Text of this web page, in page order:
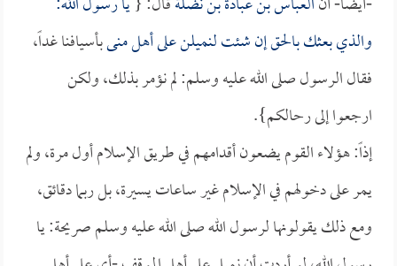
والذي بعثك بالحق إن شئت لنميلن على أهلمنىبأسيافنا غداً،
فقال الرسول صلى الله عليه وسلم: لم نؤمر بذلك، ولكن
ارجعوا إلى رحالكم}.
إذاً: هؤلاء القوم يضعون أقدامهم في طريق الإسلام أول مرة، ولم
يمر على دخولهم في الإسلام غير ساعات يسيرة، بل ربما دقائق،
ومع ذلك يقولونها لرسول الله صلى الله عليه وسلم صريحة: يا